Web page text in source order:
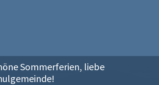
Sommerferien, liebe